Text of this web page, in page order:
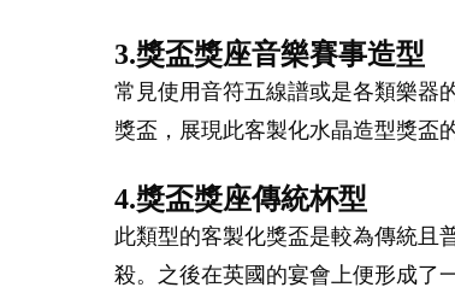
3.獎盃獎座音樂賽事造型
常見使用音符五線譜或是各類樂器
獎盃，展現此客製化水晶造型獎盃
4.獎盃獎座傳統杯型
此類型的客製化獎盃是較為傳統且
殺。之後在英國的宴會上便形成了